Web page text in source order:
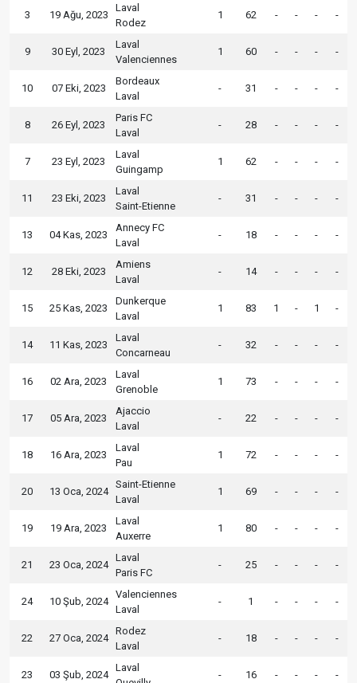
3 19 Ağu, 2023
Laval
Rodez
1 62 - - - -
9 30 Eyl, 2023
Laval
Valenciennes
1 60 - - - -
10 07 Eki, 2023
Bordeaux
Laval
- 31 - - - -
8 26 Eyl, 2023
Paris FC
Laval
- 28 - - - -
7 23 Eyl, 2023
Laval
Guingamp
1 62 - - - -
11 23 Eki, 2023
Laval
Saint-Etienne
- 31 - - - -
13 04 Kas, 2023
Annecy FC
Laval
- 18 - - - -
12 28 Eki, 2023
Amiens
Laval
- 14 - - - -
15 25 Kas, 2023
Dunkerque
Laval
1 83 1 - 1 -
14 11 Kas, 2023
Laval
Concarneau
- 32 - - - -
16 02 Ara, 2023
Laval
Grenoble
1 73 - - - -
17 05 Ara, 2023
Ajaccio
Laval
- 22 - - - -
18 16 Ara, 2023
Laval
Pau
1 72 - - - -
20 13 Oca, 2024
Saint-Etienne
Laval
1 69 - - - -
19 19 Ara, 2023
Laval
Auxerre
1 80 - - - -
21 23 Oca, 2024
Laval
Paris FC
- 25 - - - -
24 10 Şub, 2024
Valenciennes
Laval
- 1 - - - -
22 27 Oca, 2024
Rodez
Laval
- 18 - - - -
23 03 Şub, 2024
Laval
- 16 - - - -